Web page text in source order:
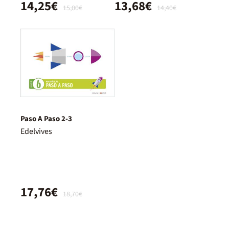
15,00€
14,25€ 14,40€
13,68€
Paso A Paso 2-3
Edelvives
18,70€
17,76€